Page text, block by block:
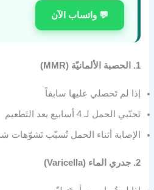
💬 واتساب الآن
1. الحصبة الألمانيّة (MMR)
إذا لم تَحصلي عليها سابقاً
تَجنّبي الحمل لـ 4 أسابيع بعد التَطعيم
الإصابة أثناء الحمل تُسبّب تَشوّهات
2. جدري الماء (Varicella)